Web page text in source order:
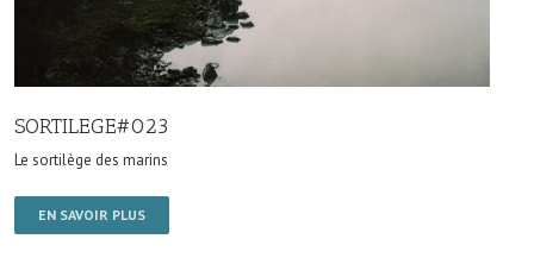
SORTILEGE#023
Le sortilège des marins
EN SAVOIR PLUS